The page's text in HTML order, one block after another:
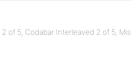
of 5, Codabar Interleaved 2 of 5, Mis